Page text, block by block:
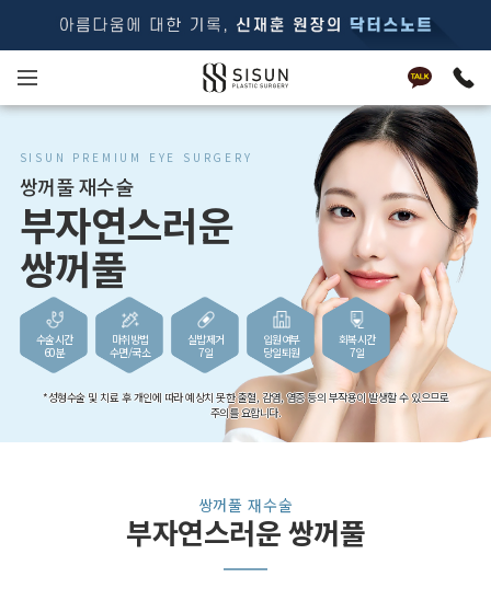
SISUN PREMIUM EYE SURGERY
쌍꺼풀 재수술
부자연스러운
쌍꺼풀
수술시간
60분
마취방법
수면/국소
실밥제거
7일
입원여부
당일퇴원
회복시간
7일
*성형수술 및 치료 후 개인에 따라 예상치 못한 출혈, 감염, 염증 등의 부작용이 발생할 수 있으므로
주의를 요합니다.
쌍꺼풀 재수술
부자연스러운 쌍꺼풀